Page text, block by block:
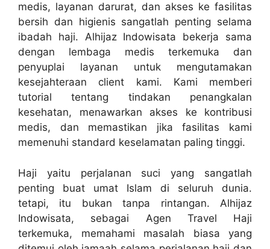
medis, layanan darurat, dan akses ke fasilitas
bersih dan higienis sangatlah penting selama
ibadah haji. Alhijaz Indowisata bekerja sama
dengan lembaga medis terkemuka dan
penyuplai layanan untuk mengutamakan
kesejahteraan client kami. Kami memberi
tutorial tentang tindakan penangkalan
kesehatan, menawarkan akses ke kontribusi
medis, dan memastikan jika fasilitas kami
memenuhi standard keselamatan paling tinggi.
Haji yaitu perjalanan suci yang sangatlah
penting buat umat Islam di seluruh dunia.
tetapi, itu bukan tanpa rintangan. Alhijaz
Indowisata, sebagai Agen Travel Haji
terkemuka, memahami masalah biasa yang